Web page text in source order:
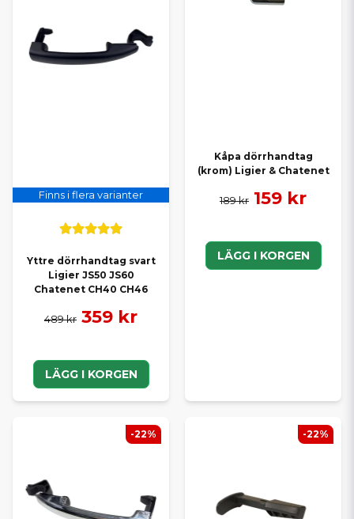
Finns i flera varianter
Yttre dörrhandtag svart
Ligier JS50 JS60
Chatenet CH40 CH46
489 kr 359 kr
LÄGG I KORGEN
Kåpa dörrhandtag
(krom) Ligier & Chatenet
189 kr 159 kr
LÄGG I KORGEN
-22% -22%